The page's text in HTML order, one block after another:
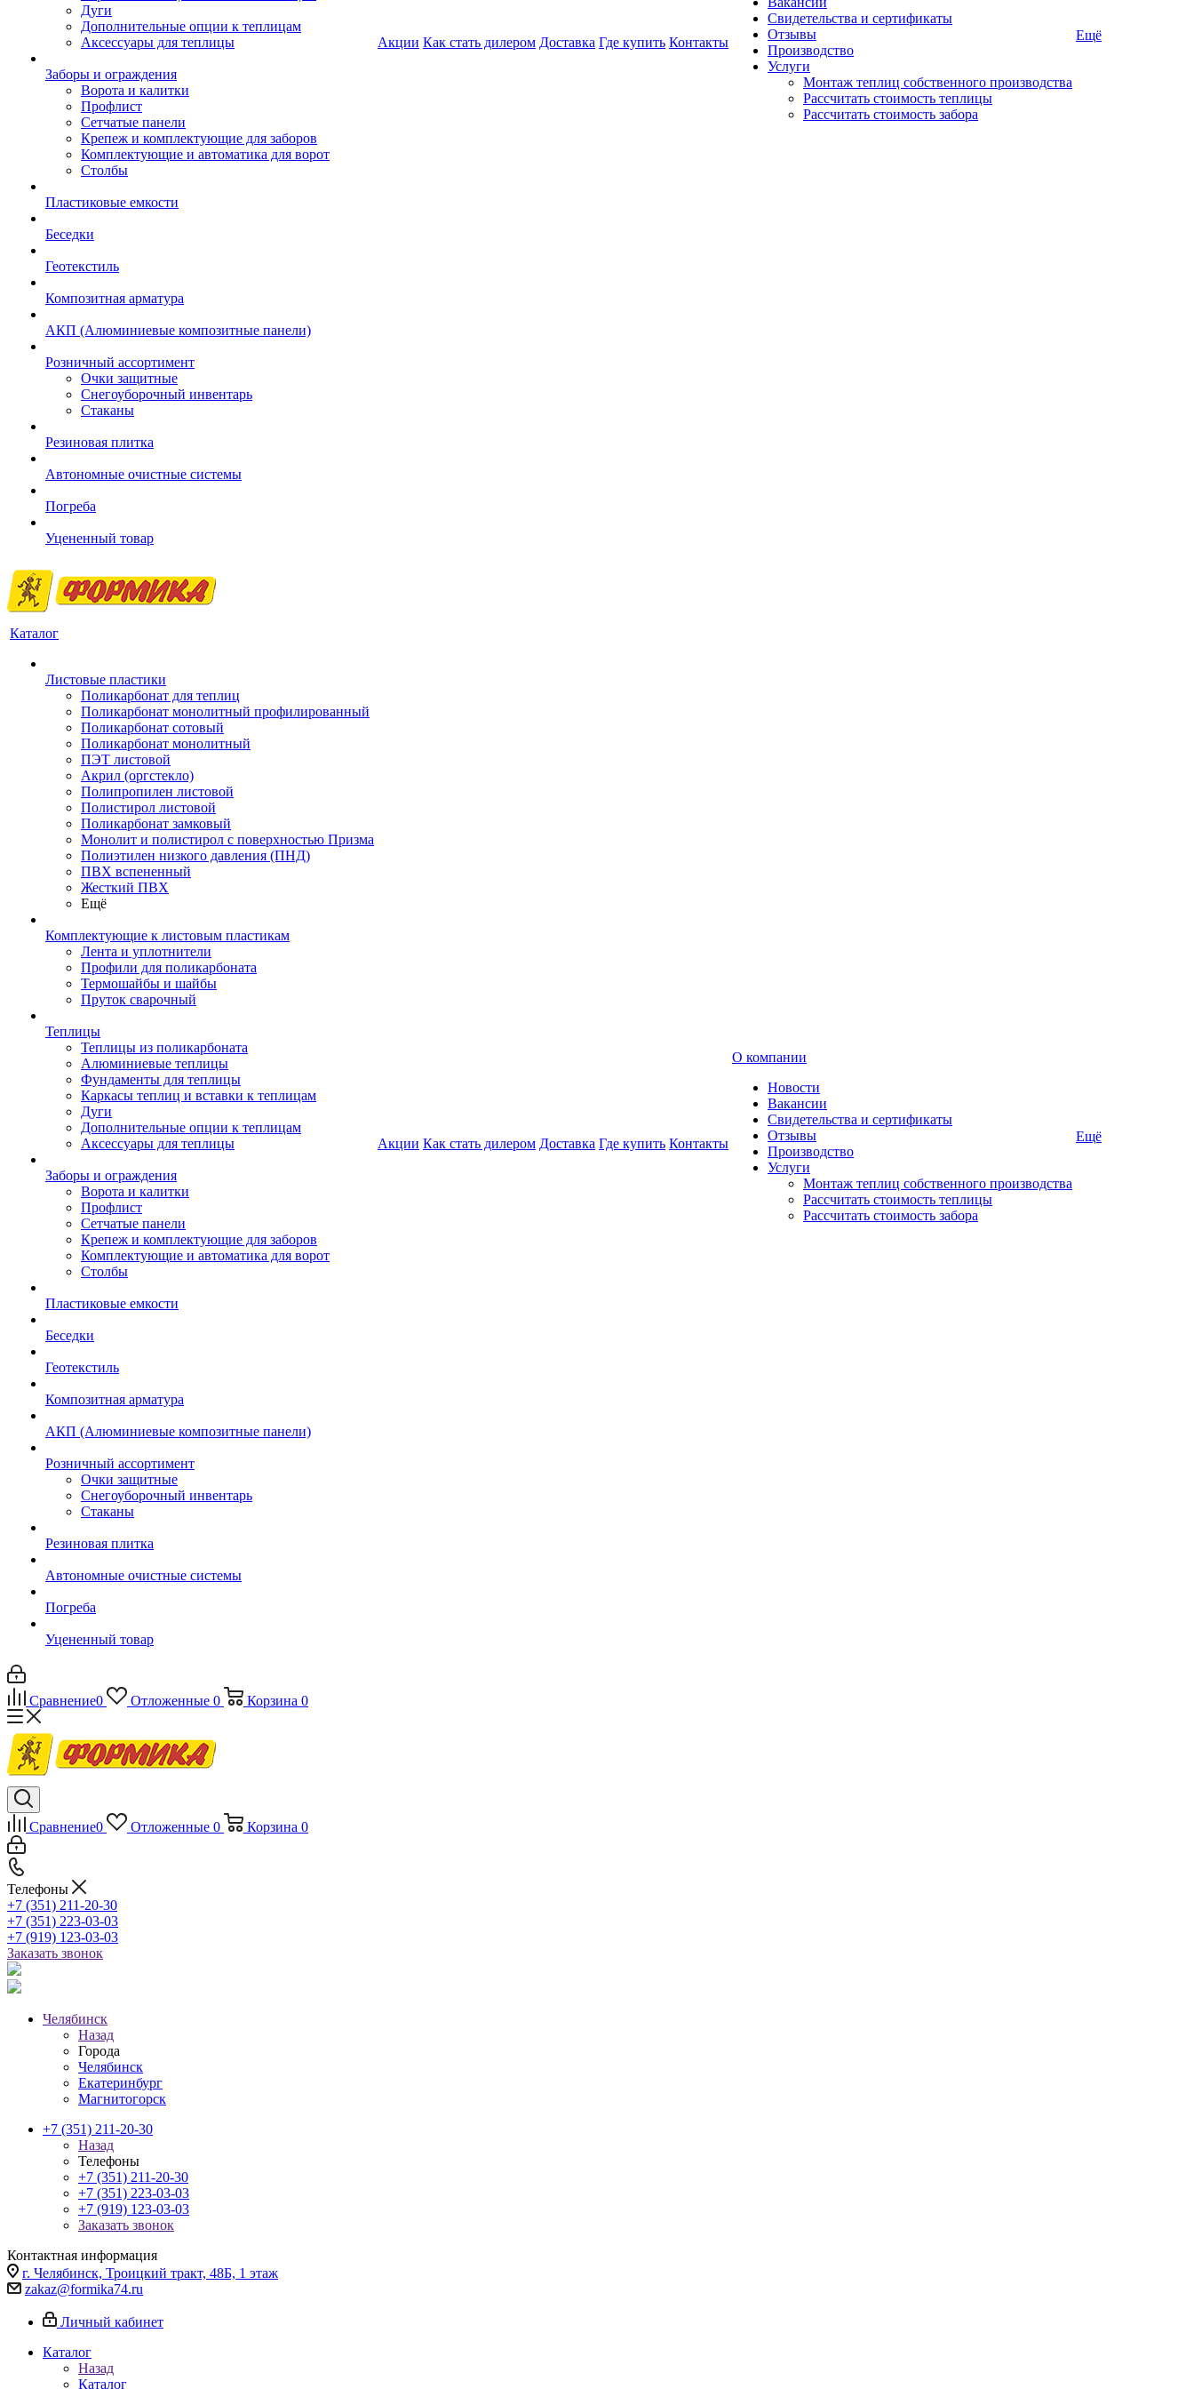
Дуги
Дополнительные опции к теплицам
Аксессуары для теплицы
Заборы и ограждения
Ворота и калитки
Профлист
Сетчатые панели
Крепеж и комплектующие для заборов
Комплектующие и автоматика для ворот
Столбы
Пластиковые емкости
Беседки
Геотекстиль
Композитная арматура
АКП (Алюминиевые композитные панели)
Розничный ассортимент
Очки защитные
Снегоуборочный инвентарь
Стаканы
Резиновая плитка
Автономные очистные системы
Погреба
Уцененный товар
Акции Как стать дилером Доставка Где купить Контакты
Свидетельства и сертификаты
Отзывы
Производство
Услуги
Монтаж теплиц собственного производства
Рассчитать стоимость теплицы
Рассчитать стоимость забора
Ещё
Каталог
Листовые пластики
Поликарбонат для теплиц
Поликарбонат монолитный профилированный
Поликарбонат сотовый
Поликарбонат монолитный
ПЭТ листовой
Акрил (оргстекло)
Полипропилен листовой
Полистирол листовой
Поликарбонат замковый
Монолит и полистирол с поверхностью Призма
Полиэтилен низкого давления (ПНД)
ПВХ вспененный
Жесткий ПВХ
Ещё
Комплектующие к листовым пластикам
Лента и уплотнители
Профили для поликарбоната
Термошайбы и шайбы
Пруток сварочный
Теплицы
Теплицы из поликарбоната
Алюминиевые теплицы
Фундаменты для теплицы
Каркасы теплиц и вставки к теплицам
Дуги
Дополнительные опции к теплицам
Аксессуары для теплицы
Заборы и ограждения
Ворота и калитки
Профлист
Сетчатые панели
Крепеж и комплектующие для заборов
Комплектующие и автоматика для ворот
Столбы
Пластиковые емкости
Беседки
Геотекстиль
Композитная арматура
АКП (Алюминиевые композитные панели)
Розничный ассортимент
Очки защитные
Снегоуборочный инвентарь
Стаканы
Резиновая плитка
Автономные очистные системы
Погреба
Уцененный товар
Акции Как стать дилером Доставка Где купить Контакты
О компании
Новости
Вакансии
Свидетельства и сертификаты
Отзывы
Производство
Услуги
Монтаж теплиц собственного производства
Рассчитать стоимость теплицы
Рассчитать стоимость забора
Ещё
Сравнение0 Отложенные 0 Корзина 0
Сравнение0 Отложенные 0 Корзина 0
Телефоны
+7 (351) 211-20-30
+7 (351) 223-03-03
+7 (919) 123-03-03
Заказать звонок
Челябинск
Назад
Города
Челябинск
Екатеринбург
Магнитогорск
+7 (351) 211-20-30
Назад
Телефоны
+7 (351) 211-20-30
+7 (351) 223-03-03
+7 (919) 123-03-03
Заказать звонок
Контактная информация
г. Челябинск, Троицкий тракт, 48Б, 1 этаж
zakaz@formika74.ru
Личный кабинет
Каталог
Назад
Каталог